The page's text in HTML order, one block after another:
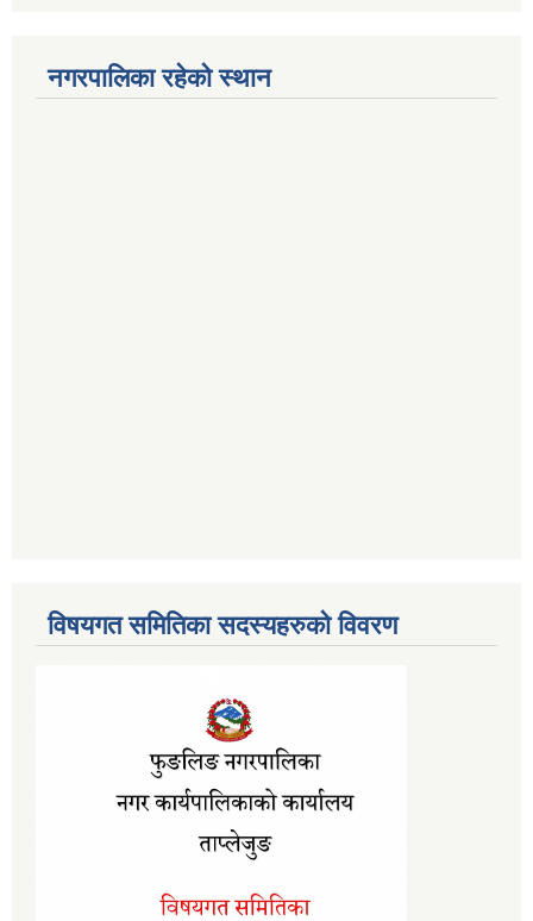
नगरपालिका रहेको स्थान
विषयगत समितिका सदस्यहरुको विवरण